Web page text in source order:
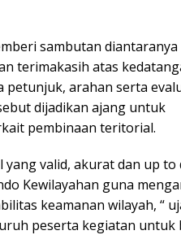
sambutan diantaranya
terimakasih atas
petunjuk, arahan serta
dijadikan ajang untuk
pembinaan teritorial.
valid, akurat dan up to
Kewilayahan guna
keamanan wilayah, “
peserta kegiatan untuk